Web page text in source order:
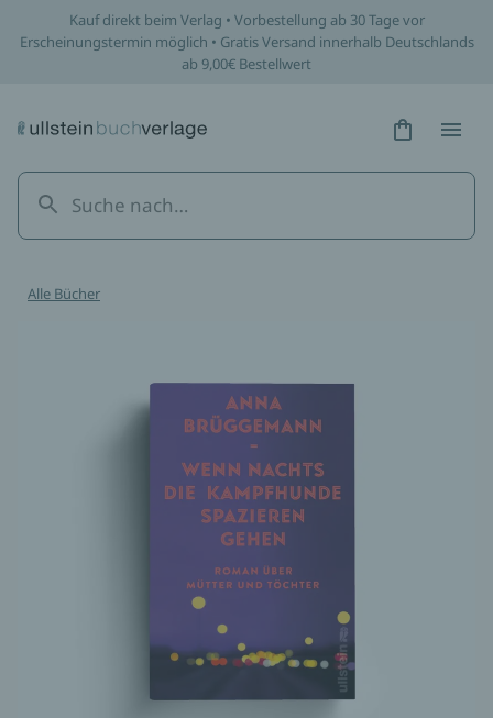
Kauf direkt beim Verlag • Vorbestellung ab 30 Tage vor
Erscheinungstermin möglich • Gratis Versand innerhalb Deutschlands
ab 9,00€ Bestellwert
Hidden
Alle Bücher